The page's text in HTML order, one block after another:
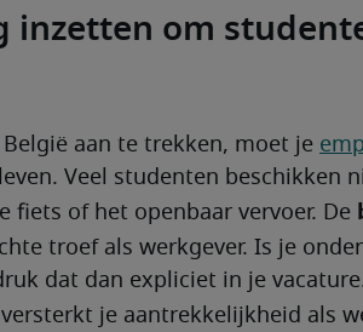
inzetten om
aan te trekken, moet je
Veel studenten beschikken
fiets of het openbaar vervoer. De
troef als werkgever. Is je
dat dan expliciet in je
versterkt je aantrekkelijkheid als